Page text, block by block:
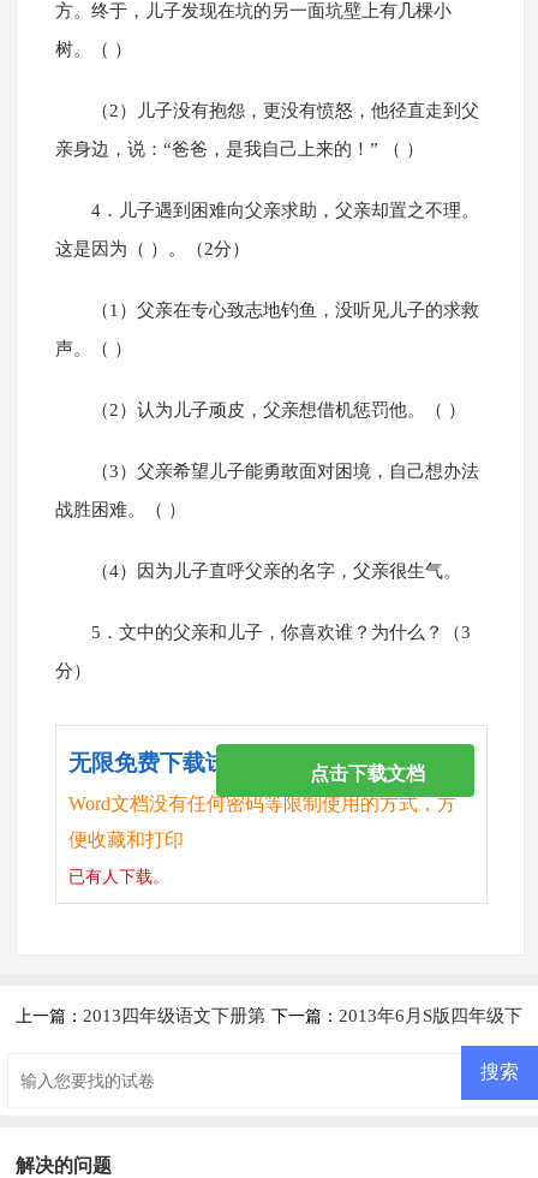
方。终于，儿子发现在坑的另一面坑壁上有几棵小
树。（ ）
（2）儿子没有抱怨，更没有愤怒，他径直走到父
亲身边，说：“爸爸，是我自己上来的！” （ ）
4．儿子遇到困难向父亲求助，父亲却置之不理。
这是因为（ ）。（2分）
（1）父亲在专心致志地钓鱼，没听见儿子的求救
声。（ ）
（2）认为儿子顽皮，父亲想借机惩罚他。（ ）
（3）父亲希望儿子能勇敢面对困境，自己想办法
战胜困难。（ ）
（4）因为儿子直呼父亲的名字，父亲很生气。
5．文中的父亲和儿子，你喜欢谁？为什么？（3
分）
无限免费下载试卷
Word文档没有任何密码等限制使用的方式，方
便收藏和打印
已有人下载。
点击下载文档
上一篇： 2013四年级语文下册第 下一篇： 2013年6月S版四年级下
解决的问题